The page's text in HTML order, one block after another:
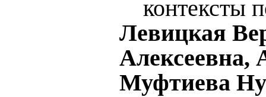
контексты
Левицкая
Алексеевна,
Муфтиева